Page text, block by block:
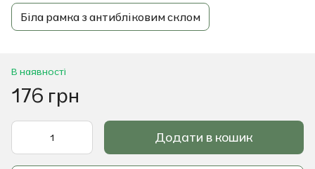
Біла рамка з антибліковим склом
В наявності
176 грн
Додати в кошик